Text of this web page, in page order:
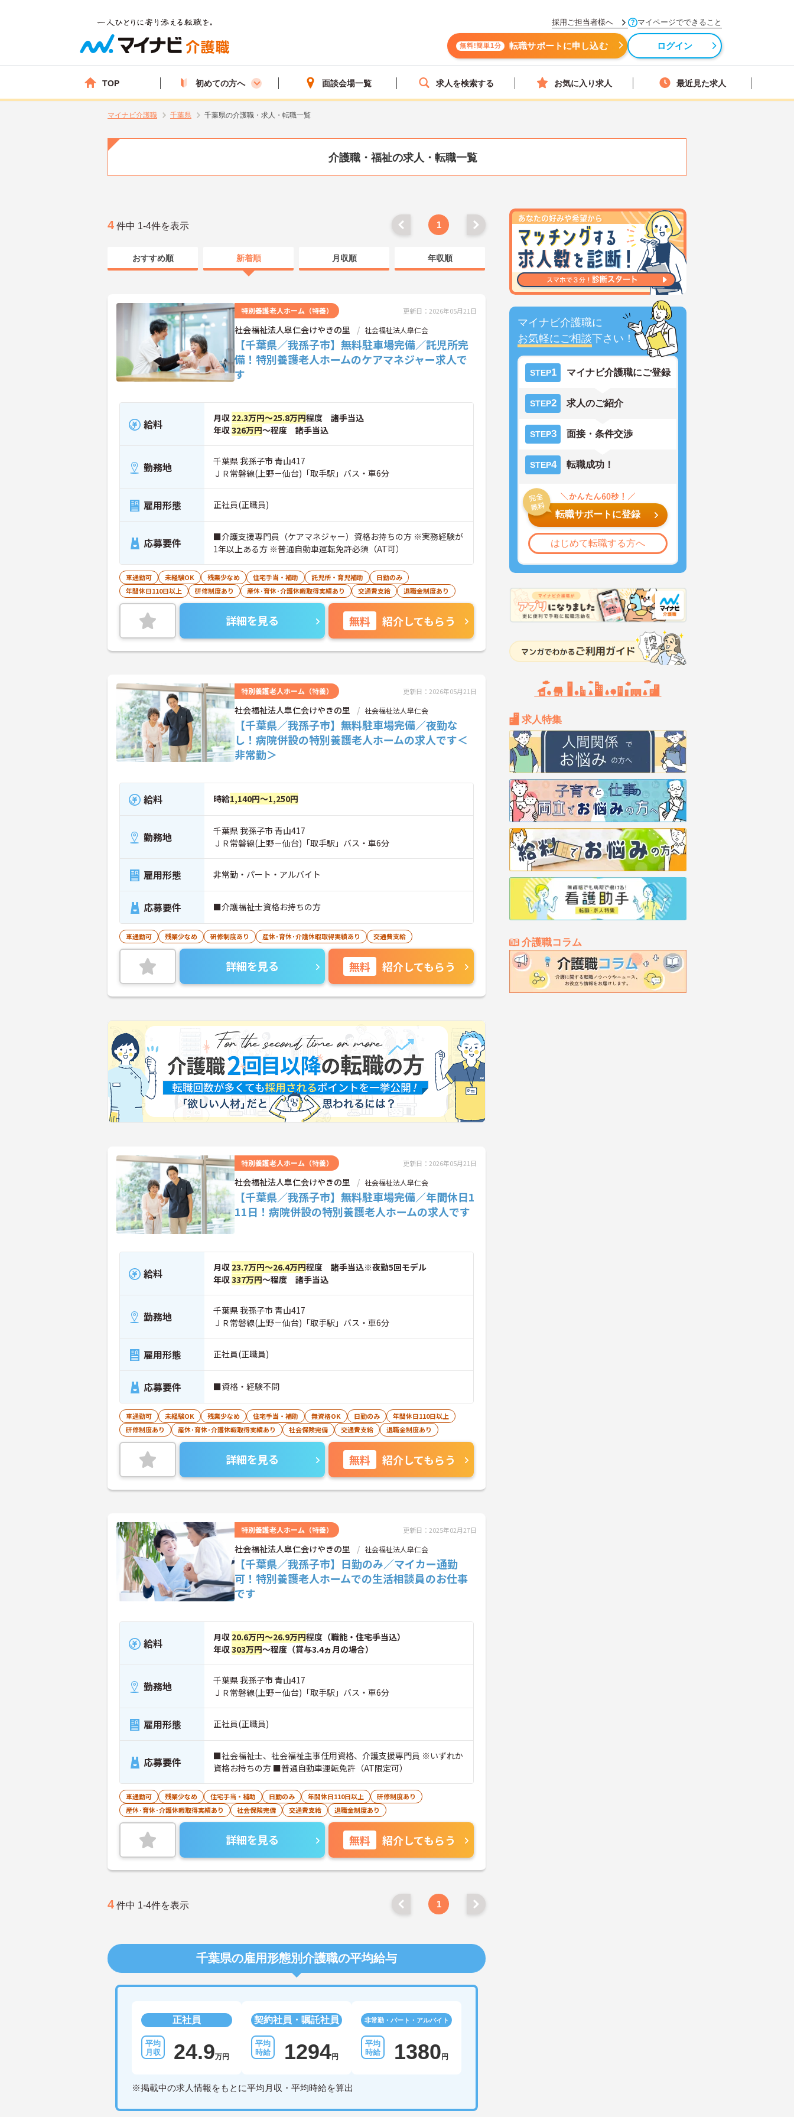
採用ご担当者様へ マイページでできること
無料!簡単1分 転職サポートに申し込む ログイン
TOP 初めての方へ 面談会場一覧 求人を検索する お気に入り求人 最近見た求人
マイナビ介護職 千葉県 千葉県の介護職・求人・転職一覧
介護職・福祉の求人・転職一覧
マイナビ介護職に
お気軽にご相談下さい！
STEP1 マイナビ介護職にご登録
STEP2 求人のご紹介
STEP3 面接・条件交渉
STEP4 転職成功！
転職サポートに登録
はじめて転職する方へ
求人特集
介護職コラム
4 件中 1-4件を表示 1
おすすめ順 新着順 月収順 年収順
特別養護老人ホーム（特養） 更新日：2026年05月21日
社会福祉法人皐仁会けやきの里 社会福祉法人皐仁会
【千葉県／我孫子市】無料駐車場完備／託児所完
備！特別養護老人ホームのケアマネジャー求人で
す
給料 月収 22.3万円～25.8万円程度 諸手当込
年収326万円～程度 諸手当込
勤務地
千葉県 我孫子市 青山417
ＪＲ常磐線(上野－仙台)「取手駅」バス・車6分
雇用形態 正社員(正職員)
応募要件
■介護支援専門員（ケアマネジャー）資格お持ちの方 ※実務経験が
1年以上ある方 ※普通自動車運転免許必須（AT可）
車通勤可 未経験OK 残業少なめ 住宅手当・補助 託児所・育児補助
日勤のみ
年間休日110日以上
研修制度あり 産休･育休･介護休暇取得実績あり 交通費支給 退職金制度あり
詳細を見る 無料 紹介してもらう
特別養護老人ホーム（特養） 更新日：2026年05月21日
社会福祉法人皐仁会けやきの里 社会福祉法人皐仁会
【千葉県／我孫子市】無料駐車場完備／夜勤な
し！病院併設の特別養護老人ホームの求人です＜
非常勤＞
給料 時給1,140円～1,250円
勤務地
千葉県 我孫子市 青山417
ＪＲ常磐線(上野－仙台)「取手駅」バス・車6分
雇用形態 非常勤・パート・アルバイト
応募要件 ■介護福祉士資格お持ちの方
車通勤可 残業少なめ 研修制度あり 産休･育休･介護休暇取得実績あり 交通費支給
詳細を見る 無料 紹介してもらう
特別養護老人ホーム（特養） 更新日：2026年05月21日
社会福祉法人皐仁会けやきの里 社会福祉法人皐仁会
【千葉県／我孫子市】無料駐車場完備／年間休日1
11日！病院併設の特別養護老人ホームの求人です
給料 月収 23.7万円～26.4万円程度 諸手当込※夜勤5回モデル
年収337万円～程度 諸手当込
勤務地
千葉県 我孫子市 青山417
ＪＲ常磐線(上野－仙台)「取手駅」バス・車6分
雇用形態 正社員(正職員)
応募要件 ■資格・経験不問
車通勤可 未経験OK 残業少なめ 住宅手当・補助 無資格OK 日勤のみ
年間休日110日以上
研修制度あり
産休･育休･介護休暇取得実績あり 社会保険完備 交通費支給 退職金制度あり
詳細を見る 無料 紹介してもらう
特別養護老人ホーム（特養） 更新日：2025年02月27日
社会福祉法人皐仁会けやきの里 社会福祉法人皐仁会
【千葉県／我孫子市】日勤のみ／マイカー通勤
可！特別養護老人ホームでの生活相談員のお仕事
です
給料 月収 20.6万円～26.9万円程度（職能・住宅手当込）
年収303万円～程度（賞与3.4ヵ月の場合）
勤務地
千葉県 我孫子市 青山417
ＪＲ常磐線(上野－仙台)「取手駅」バス・車6分
雇用形態 正社員(正職員)
応募要件
■社会福祉士、社会福祉主事任用資格、介護支援専門員 ※いずれか
資格お持ちの方 ■普通自動車運転免許（AT限定可）
車通勤可 残業少なめ 住宅手当・補助 日勤のみ 年間休日110日以上
研修制度あり
産休･育休･介護休暇取得実績あり
社会保険完備 交通費支給 退職金制度あり
詳細を見る 無料 紹介してもらう
4 件中 1-4件を表示 1
千葉県の雇用形態別介護職の平均給与
正社員
24.9万円
契約社員・嘱託社員
1294円
非常勤・パート・アルバイト
1380 円
※掲載中の求人情報をもとに平均月収・平均時給を算出